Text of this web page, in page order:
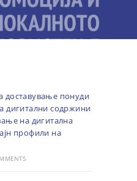
доставување понуди
дигитални содржини
на дигитална
профили на